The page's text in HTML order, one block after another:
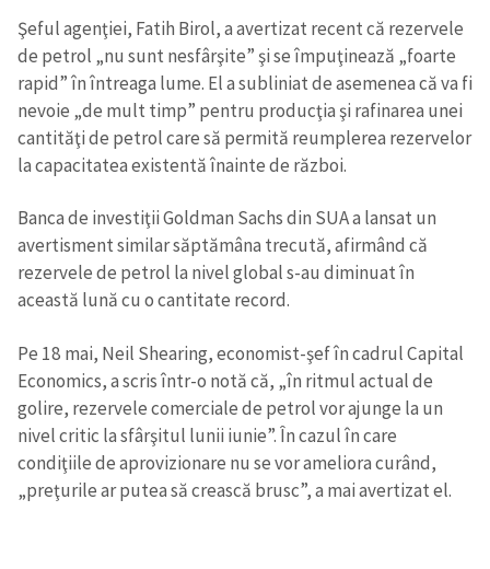
Şeful agenţiei, Fatih Birol, a avertizat recent că rezervele
de petrol „nu sunt nesfârşite” şi se împuţinează „foarte
rapid” în întreaga lume. El a subliniat de asemenea că va fi
nevoie „de mult timp” pentru producţia şi rafinarea unei
cantităţi de petrol care să permită reumplerea rezervelor
la capacitatea existentă înainte de război.
Banca de investiţii Goldman Sachs din SUA a lansat un
avertisment similar săptămâna trecută, afirmând că
rezervele de petrol la nivel global s-au diminuat în
această lună cu o cantitate record.
Pe 18 mai, Neil Shearing, economist-şef în cadrul Capital
Economics, a scris într-o notă că, „în ritmul actual de
golire, rezervele comerciale de petrol vor ajunge la un
nivel critic la sfârşitul lunii iunie”. În cazul în care
condiţiile de aprovizionare nu se vor ameliora curând,
„preţurile ar putea să crească brusc”, a mai avertizat el.